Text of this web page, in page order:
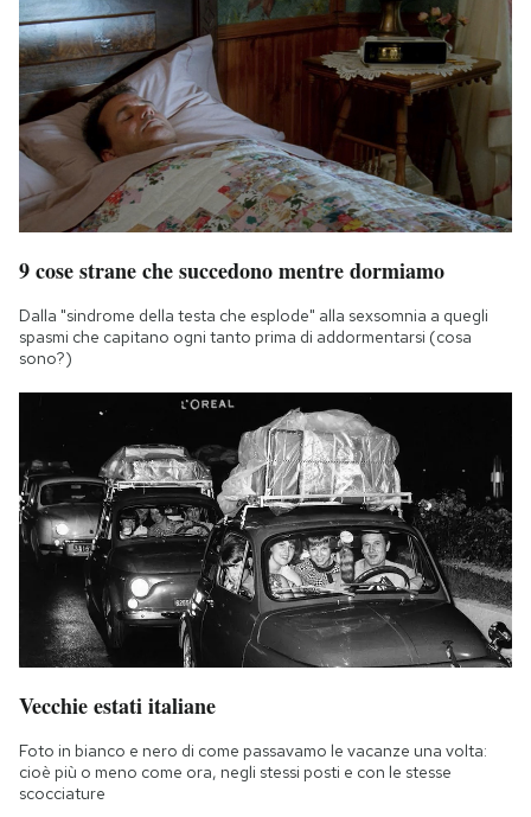
9 cose strane che succedono mentre dormiamo
Dalla "sindrome della testa che esplode" alla sexsomnia a quegli
spasmi che capitano ogni tanto prima di addormentarsi (cosa
sono?)
Vecchie estati italiane
Foto in bianco e nero di come passavamo le vacanze una volta:
cioè più o meno come ora, negli stessi posti e con le stesse
scocciature